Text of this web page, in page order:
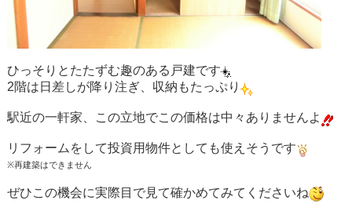
ひっそりとたたずむ趣のある戸建です
2階は日差しが降り注ぎ、収納もたっぷり
駅近の一軒家、この立地でこの価格は中々ありませんよ
リフォームをして投資用物件としても使えそうです
※再建築はできません
ぜひこの機会に実際目で見て確かめてみてくださいね